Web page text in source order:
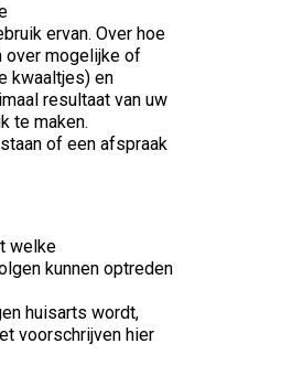
ervan. Over hoe
over mogelijke of
kwaaltjes) en
resultaat van uw
te maken.
of een afspraak
welke
kunnen optreden
huisarts wordt,
voorschrijven hier